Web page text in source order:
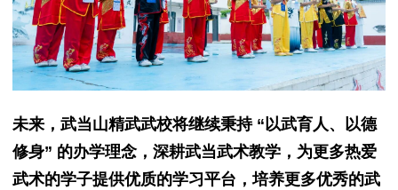
未来，武当山精武武校将继续秉持 “以武育人、以德
修身” 的办学理念，深耕武当武术教学，为更多热爱
武术的学子提供优质的学习平台，培养更多优秀的武